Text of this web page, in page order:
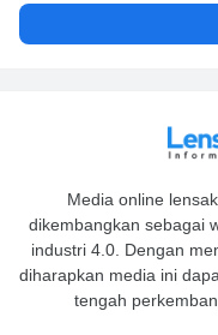
Media online
dikembangkan sebagai
industri 4.0. Dengan
diharapkan media ini
tengah